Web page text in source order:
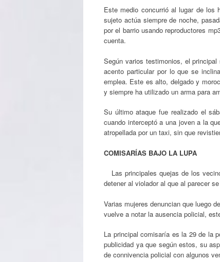
Este medio concurrió al lugar de los
sujeto actúa siempre de noche,
por el barrio usando reproductores
cuenta.
Según varios testimonios, el
acento particular por lo que se
emplea. Este es alto, delgado y
y siempre ha utilizado un arma para
Su último ataque fue realizado el
cuando interceptó a una joven a la
atropellada por un taxi, sin que
COMISARÍAS BAJO LA LUPA
Las principales quejas de los
detener al violador al que al parecer
Varias mujeres denuncian que luego
vuelve a notar la ausencia policial,
La principal comisaría es la 29 de la
publicidad ya que según estos, su
de connivencia policial con algunos